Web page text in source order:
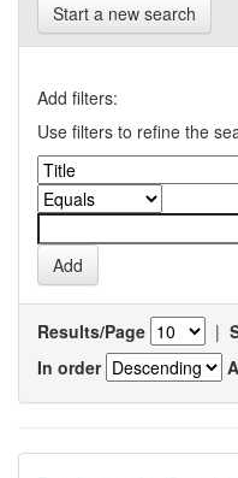
Start a new search
Add filters:
Use filters to refine the
Results/Page |
In order